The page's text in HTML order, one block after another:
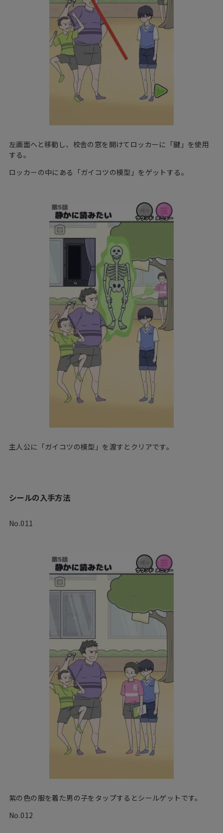
左画面へと移動し、校舎の窓を開けてロッカーに「鍵」を使用
する。
ロッカーの中にある「ガイコツの模型」をゲットする。
主人公に「ガイコツの模型」を渡すとクリアです。
シールの入手方法
No.011
紫の色の服を着た男の子をタップするとシールゲットです。
No.012